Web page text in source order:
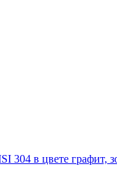
304 в цвете графит,